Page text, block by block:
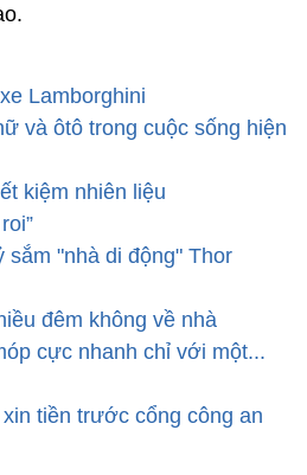
Lamborghini
và ôtô trong cuộc sống hiện
kiệm nhiên liệu
"nhà di động" Thor
đêm không về nhà
cực nhanh chỉ với một...
tiền trước cổng công an